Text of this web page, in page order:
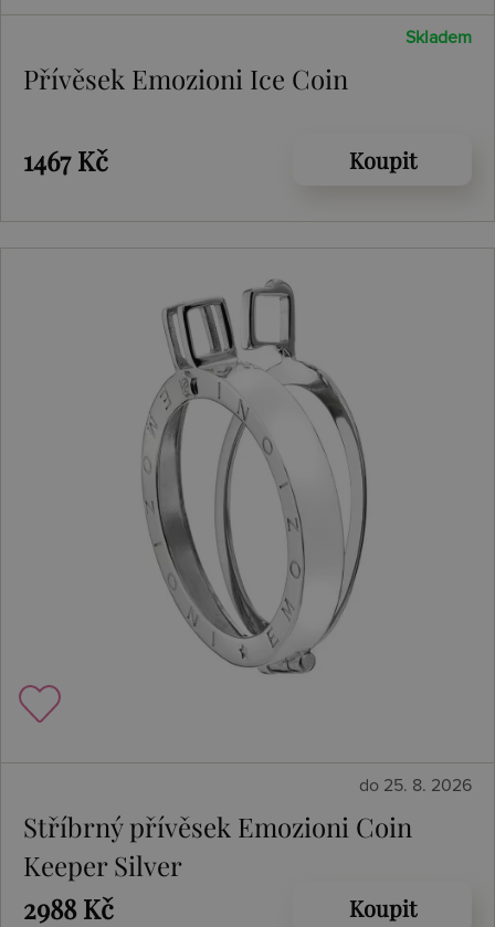
Skladem
Přívěsek Emozioni Ice Coin
1467 Kč Koupit
do 25. 8. 2026
Stříbrný přívěsek Emozioni Coin
Keeper Silver
2988 Kč
Koupit